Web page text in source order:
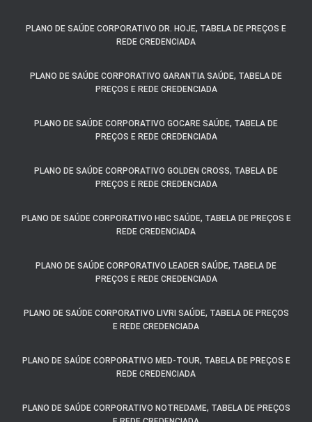
PLANO DE SAÚDE CORPORATIVO DR. HOJE, TABELA DE PREÇOS E
REDE CREDENCIADA
PLANO DE SAÚDE CORPORATIVO GARANTIA SAÚDE, TABELA DE
PREÇOS E REDE CREDENCIADA
PLANO DE SAÚDE CORPORATIVO GOCARE SAÚDE, TABELA DE
PREÇOS E REDE CREDENCIADA
PLANO DE SAÚDE CORPORATIVO GOLDEN CROSS, TABELA DE
PREÇOS E REDE CREDENCIADA
PLANO DE SAÚDE CORPORATIVO HBC SAÚDE, TABELA DE PREÇOS E
REDE CREDENCIADA
PLANO DE SAÚDE CORPORATIVO LEADER SAÚDE, TABELA DE
PREÇOS E REDE CREDENCIADA
PLANO DE SAÚDE CORPORATIVO LIVRI SAÚDE, TABELA DE PREÇOS
E REDE CREDENCIADA
PLANO DE SAÚDE CORPORATIVO MED-TOUR, TABELA DE PREÇOS E
REDE CREDENCIADA
PLANO DE SAÚDE CORPORATIVO NOTREDAME, TABELA DE PREÇOS